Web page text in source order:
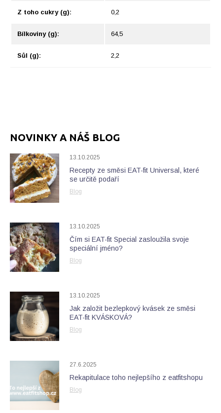
Z toho cukry (g): 0,2
Bílkoviny (g): 64,5
Sůl (g): 2,2
NOVINKY A NÁŠ BLOG
13.10.2025
Recepty ze směsi EAT-fit Universal, které
se určitě podaří
Blog
13.10.2025
Čím si EAT-fit Special zasloužila svoje
speciální jméno?
Blog
13.10.2025
Jak založit bezlepkový kvásek ze směsi
EAT-fit KVÁSKOVÁ?
Blog
27.6.2025
Rekapitulace toho nejlepšího z eatfitshopu
Blog